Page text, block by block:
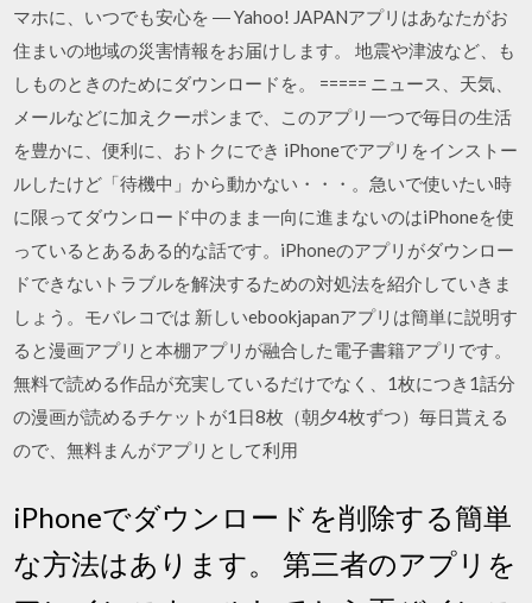
マホに、いつでも安心を ― Yahoo! JAPANアプリはあなたがお
住まいの地域の災害情報をお届けします。 地震や津波など、も
しものときのためにダウンロードを。 ===== ニュース、天気、
メールなどに加えクーポンまで、このアプリ一つで毎日の生活
を豊かに、便利に、おトクにでき iPhoneでアプリをインストー
ルしたけど「待機中」から動かない・・・。急いで使いたい時
に限ってダウンロード中のまま一向に進まないのはiPhoneを使
っているとあるある的な話です。iPhoneのアプリがダウンロー
ドできないトラブルを解決するための対処法を紹介していきま
しょう。モバレコでは 新しいebookjapanアプリは簡単に説明す
ると漫画アプリと本棚アプリが融合した電子書籍アプリです。
無料で読める作品が充実しているだけでなく、1枚につき1話分
の漫画が読めるチケットが1日8枚（朝夕4枚ずつ）毎日貰える
ので、無料まんがアプリとして利用
iPhoneでダウンロードを削除する簡単
な方法はあります。 第三者のアプリを